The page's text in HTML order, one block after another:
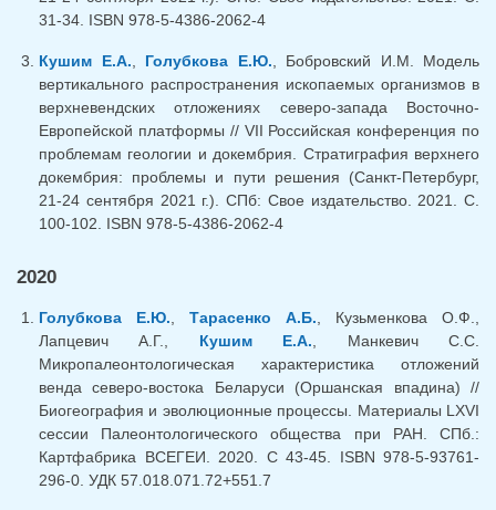
31-34. ISBN 978-5-4386-2062-4
Кушим Е.А. Голубкова Е.Ю. , Бобровский И.М. Модель
вертикального распространения ископаемых организмов в
верхневендских отложениях северо-запада Восточно-
Европейской платформы // VII Российская конференция по
проблемам геологии и докембрия. Стратиграфия верхнего
докембрия: проблемы и пути решения (Санкт-Петербург,
21-24 сентября 2021 г.). СПб: Свое издательство. 2021. С.
100-102. ISBN 978-5-4386-2062-4
2020
Голубкова Е.Ю., Тарасенко А.Б., Кузьменкова О.Ф.,
Лапцевич А.Г., Кушим Е.А., Манкевич С.С.
Микропалеонтологическая характеристика отложений
венда северо-востока Беларуси (Оршанская впадина) //
Биогеография и эволюционные процессы. Материалы LXVI
сессии Палеонтологического общества при РАН. СПб.:
Картфабрика ВСЕГЕИ. 2020. C 43-45. ISBN 978-5-93761-
296-0. УДК 57.018.071.72+551.7